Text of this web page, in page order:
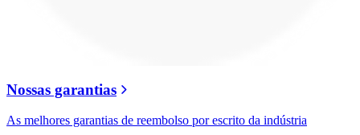
Nossas garantias
As melhores garantias de reembolso por escrito da indústria